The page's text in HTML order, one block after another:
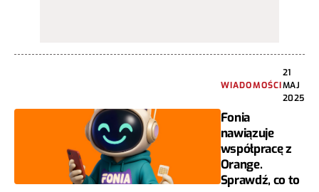
WIADOMOŚCI
21
MAJ
2025
Fonia
nawiązuje
współpracę z
Orange.
Sprawdź, co to